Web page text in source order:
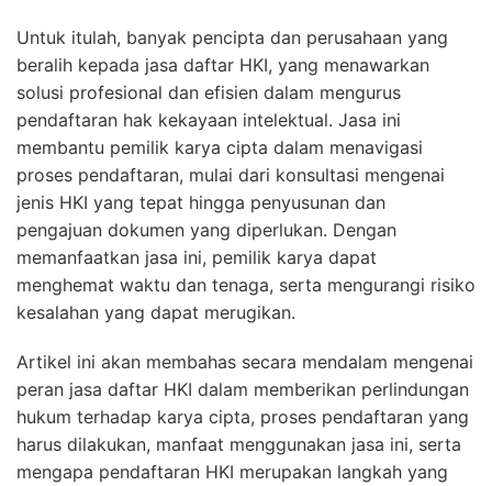
Untuk itulah, banyak pencipta dan perusahaan yang
beralih kepada jasa daftar HKI, yang menawarkan
solusi profesional dan efisien dalam mengurus
pendaftaran hak kekayaan intelektual. Jasa ini
membantu pemilik karya cipta dalam menavigasi
proses pendaftaran, mulai dari konsultasi mengenai
jenis HKI yang tepat hingga penyusunan dan
pengajuan dokumen yang diperlukan. Dengan
memanfaatkan jasa ini, pemilik karya dapat
menghemat waktu dan tenaga, serta mengurangi risiko
kesalahan yang dapat merugikan.
Artikel ini akan membahas secara mendalam mengenai
peran jasa daftar HKI dalam memberikan perlindungan
hukum terhadap karya cipta, proses pendaftaran yang
harus dilakukan, manfaat menggunakan jasa ini, serta
mengapa pendaftaran HKI merupakan langkah yang